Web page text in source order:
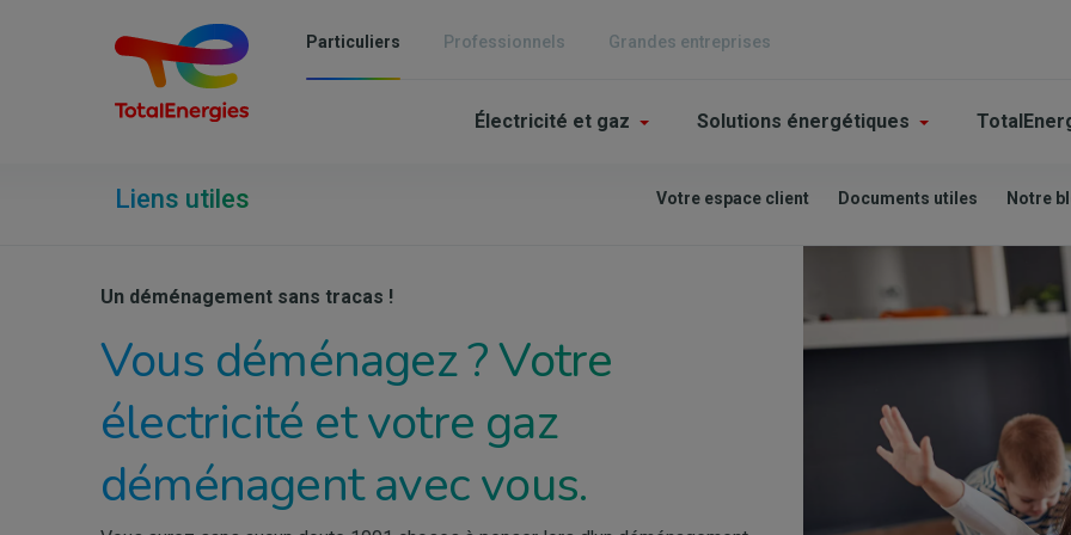
Particuliers Professionnels Grandes entreprises
Main
Électricité et gaz Solutions énergétiques
Liens utiles Votre espace client Documents utiles Notre
Un déménagement sans tracas !
Vous déménagez ? Votre
électricité et votre gaz
déménagent avec vous.